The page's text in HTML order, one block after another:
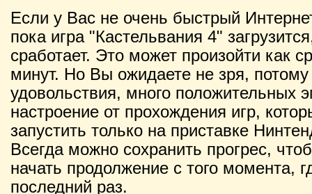
Если у Вас не очень быстрый
пока игра "Кастельвания 4"
сработает. Это может произойти как
минут. Но Вы ожидаете не зря,
удовольствия, много положительных
настроение от прохождения игр,
запустить только на приставке
Всегда можно сохранить прогрес,
начать продолжение с того момента,
последний раз.